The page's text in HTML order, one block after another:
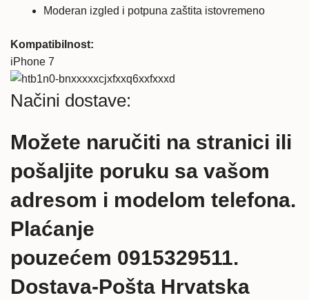
Moderan izgled i potpuna zaštita istovremeno
Kompatibilnost:
iPhone 7
Načini dostave:
Možete naručiti na stranici ili
pošaljite poruku sa vašom
adresom i modelom telefona.
Plaćanje
pouzećem 0915329511.
Dostava-Pošta Hrvatska